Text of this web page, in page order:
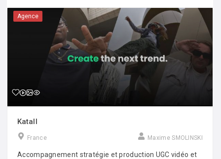
Agence
Katall
France Maxime SMOLINSKI
Accompagnement stratégie et production UGC vidéo et